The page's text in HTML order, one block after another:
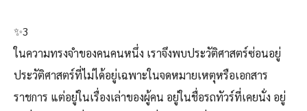
✨3
ในความทรงจำของคนคนหนึ่ง เราจึงพบประวัติศาสตร์ซ่อนอยู่
ประวัติศาสตร์ที่ไม่ได้อยู่เฉพาะในจดหมายเหตุหรือเอกสาร
ราชการ แต่อยู่ในเรื่องเล่าของผู้คน อยู่ในชื่อรถทัวร์ที่เคยนั่ง อยู่